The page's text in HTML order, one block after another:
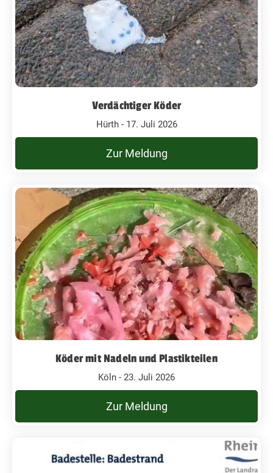
Verdächtiger Köder
Hürth - 17. Juli 2026
Zur Meldung
Köder mit Nadeln und Plastikteilen
Köln - 23. Juli 2026
Zur Meldung